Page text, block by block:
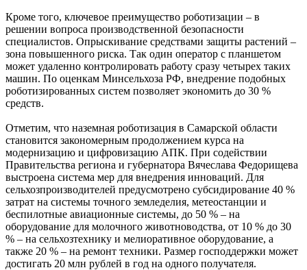
Кроме того, ключевое преимущество роботизации – в
решении вопроса производственной безопасности
специалистов. Опрыскивание средствами защиты растений –
зона повышенного риска. Так один оператор с планшетом
может удаленно контролировать работу сразу четырех таких
машин. По оценкам Минсельхоза РФ, внедрение подобных
роботизированных систем позволяет экономить до 30 %
средств.
Отметим, что наземная роботизация в Самарской области
становится закономерным продолжением курса на
модернизацию и цифровизацию АПК. При содействии
Правительства региона и губернатора Вячеслава Федорищева
выстроена система мер для внедрения инноваций. Для
сельхозпроизводителей предусмотрено субсидирование 40 %
затрат на системы точного земледелия, метеостанции и
беспилотные авиационные системы, до 50 % – на
оборудование для молочного животноводства, от 10 % до 30
% – на сельхозтехнику и мелиоративное оборудование, а
также 20 % – на ремонт техники. Размер господдержки может
достигать 20 млн рублей в год на одного получателя.